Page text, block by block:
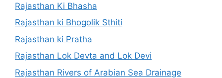
Rajasthan Ki Bhasha
Rajasthan ki Bhogolik Sthiti
Rajasthan ki Pratha
Rajasthan Lok Devta and Lok Devi
Rajasthan Rivers of Arabian Sea Drainage